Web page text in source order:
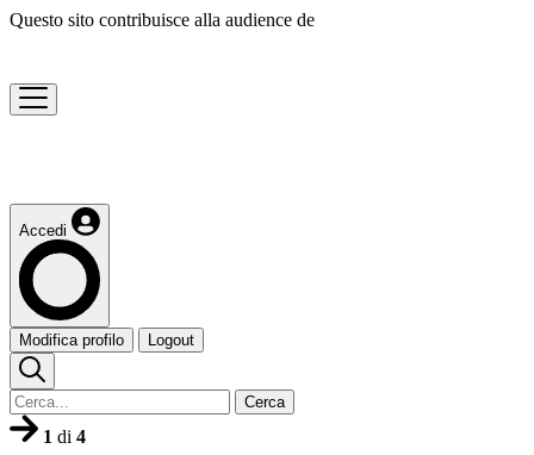
Questo sito contribuisce alla audience de
Accedi
Modifica profilo Logout
Cerca
1 di 4